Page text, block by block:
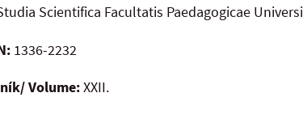
Scientifica Facultatis Paedagogicae
1336-2232
Volume:XXII.